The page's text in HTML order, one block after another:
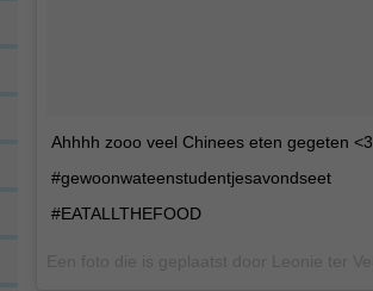
Ahhhh zooo veel Chinees eten gegeten <3
#gewoonwateenstudentjesavondseet
#EATALLTHEFOOD